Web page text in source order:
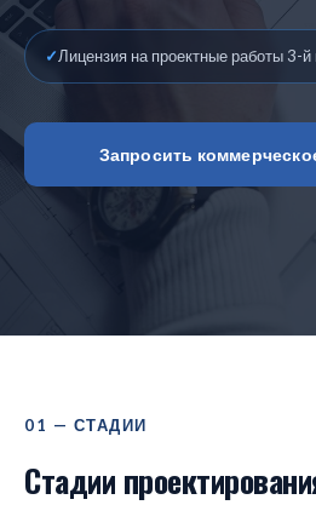
✓Лицензия на проектные работы 3-й
Запросить
01 — СТАДИИ
Стадии